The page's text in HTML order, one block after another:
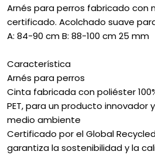
Arnés para perros fabricado con
certificado. Acolchado suave
A: 84-90 cm B: 88-100 cm 25 mm
Característica
Arnés para perros
Cinta fabricada con poliéster
PET, para un producto innovador
medio ambiente
Certificado por el Global
garantiza la sostenibilidad y la